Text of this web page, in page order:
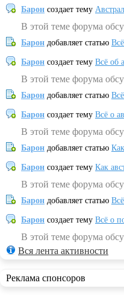
Барон создает тему
В этой теме форума
Барон добавляет статью
Барон создает тему Всё об
В этой теме форума
Барон добавляет статью
Барон создает тему Всё о
В этой теме форума
Барон добавляет статью
Барон создает тему Как
В этой теме форума
Барон добавляет статью
Барон создает тему Всё о
В этой теме форума
Вся лента активности
Реклама спонсоров